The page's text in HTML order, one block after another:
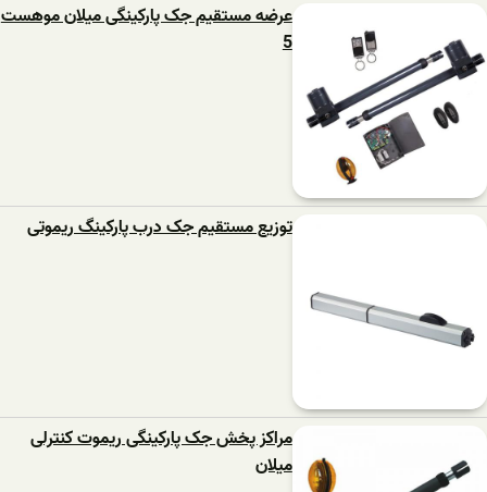
عرضه مستقیم جک پارکینگی میلان موهست
5
توزیع مستقیم جک درب پارکینگ ریموتی
مراکز پخش جک پارکینگی ریموت کنترلی
میلان